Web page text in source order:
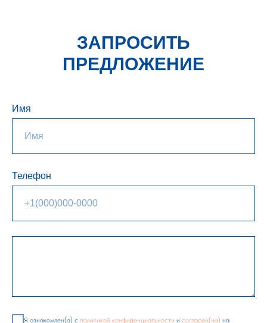
ЗАПРОСИТЬ
ПРЕДЛОЖЕНИЕ
Имя
Телефон
Я ознакомлен(а) с политикой конфиденциальности и согласен(на) на